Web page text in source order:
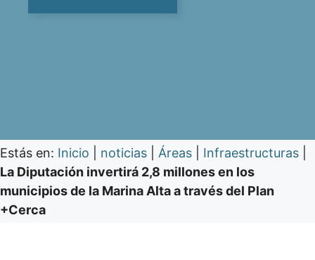
Estás en: Inicio noticias Áreas Infraestructuras
La Diputación invertirá 2,8 millones en los
municipios de la Marina Alta a través del Plan
+Cerca